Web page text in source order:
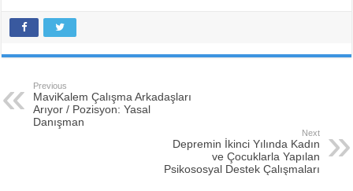
Previous
MaviKalem Çalışma Arkadaşları
Arıyor / Pozisyon: Yasal
Danışman
Next
Depremin İkinci Yılında Kadın
ve Çocuklarla Yapılan
Psikososyal Destek Çalışmaları